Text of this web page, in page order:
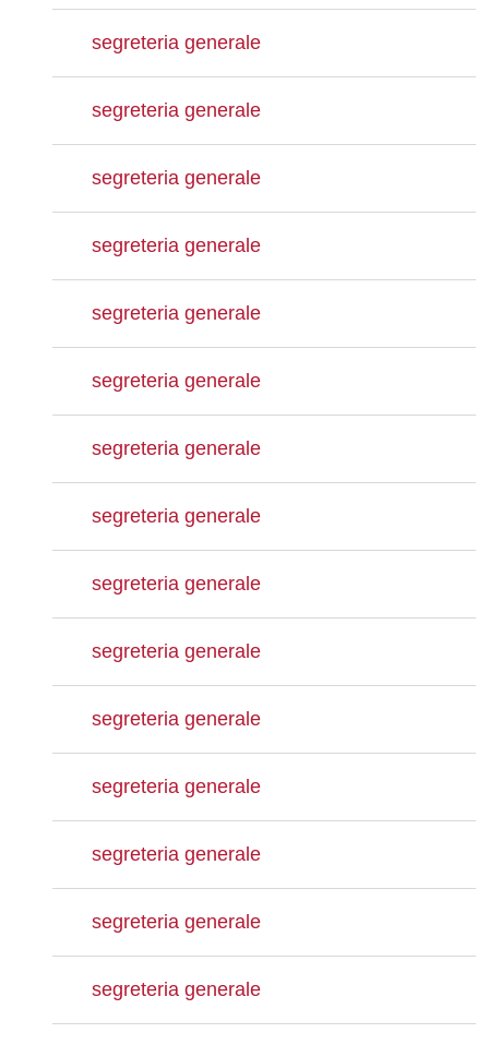
segreteria generale
segreteria generale
segreteria generale
segreteria generale
segreteria generale
segreteria generale
segreteria generale
segreteria generale
segreteria generale
segreteria generale
segreteria generale
segreteria generale
segreteria generale
segreteria generale
segreteria generale